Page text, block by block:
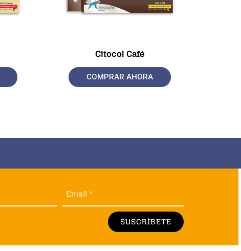
Citocol Café
COMPRAR AHORA
Email *
SUSCRÍBETE